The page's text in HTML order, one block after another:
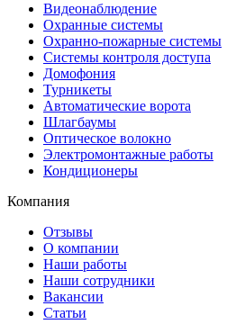
Видеонаблюдение
Охранные системы
Охранно-пожарные системы
Системы контроля доступа
Домофония
Турникеты
Автоматические ворота
Шлагбаумы
Оптическое волокно
Электромонтажные работы
Кондиционеры
Компания
Отзывы
О компании
Наши работы
Наши сотрудники
Вакансии
Статьи